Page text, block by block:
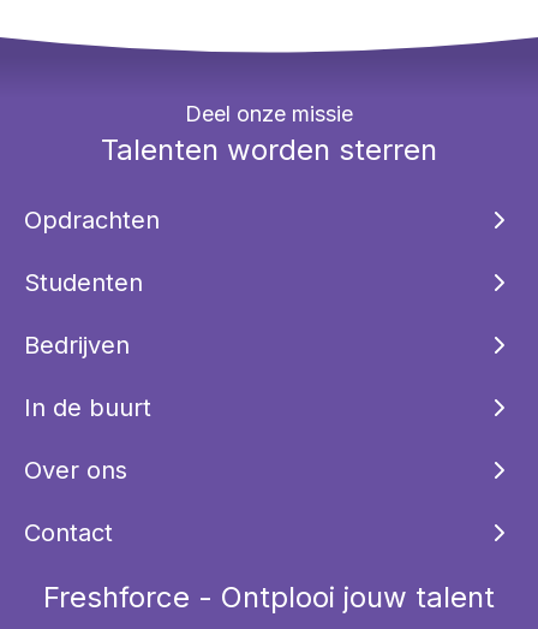
Deel onze missie
Talenten worden sterren
Opdrachten
Studenten
Bedrijven
In de buurt
Over ons
Contact
Freshforce - Ontplooi jouw talent